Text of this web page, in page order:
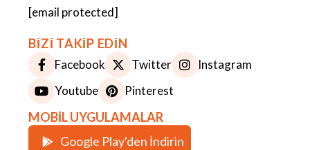
[email protected]
BİZİ TAKİP EDİN
Facebook Twitter
Instagram
Youtube
Pinterest
MOBİL UYGULAMALAR
Google Play'den İndirin